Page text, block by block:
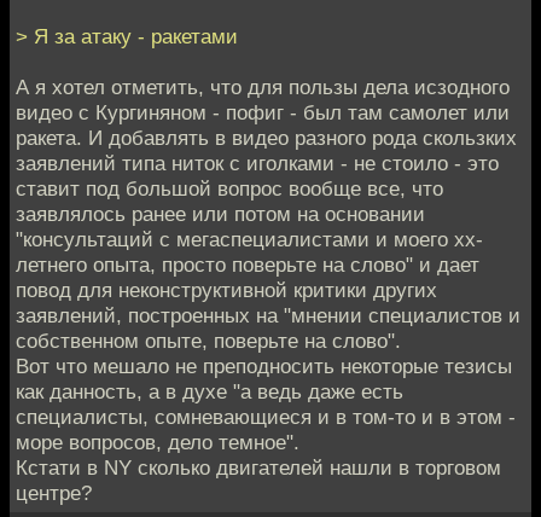
> Я за атаку - ракетами
А я хотел отметить, что для пользы дела исзодного
видео с Кургиняном - пофиг - был там самолет или
ракета. И добавлять в видео разного рода скользких
заявлений типа ниток с иголками - не стоило - это
ставит под большой вопрос вообще все, что
заявлялось ранее или потом на основании
"консультаций с мегаспециалистами и моего хх-
летнего опыта, просто поверьте на слово" и дает
повод для неконструктивной критики других
заявлений, построенных на "мнении специалистов и
собственном опыте, поверьте на слово".
Вот что мешало не преподносить некоторые тезисы
как данность, а в духе "а ведь даже есть
специалисты, сомневающиеся и в том-то и в этом -
море вопросов, дело темное".
Кстати в NY сколько двигателей нашли в торговом
центре?